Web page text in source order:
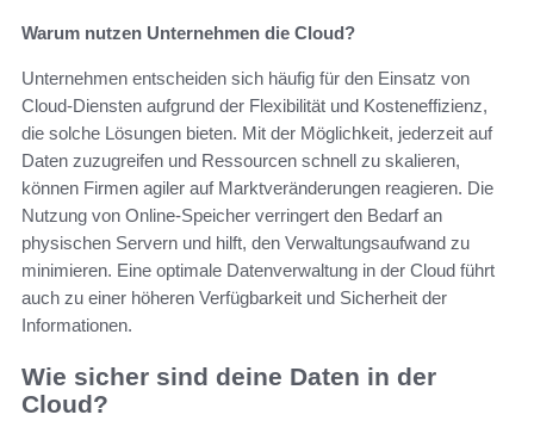
Warum nutzen Unternehmen die Cloud?
Unternehmen entscheiden sich häufig für den Einsatz von
Cloud-Diensten aufgrund der Flexibilität und Kosteneffizienz,
die solche Lösungen bieten. Mit der Möglichkeit, jederzeit auf
Daten zuzugreifen und Ressourcen schnell zu skalieren,
können Firmen agiler auf Marktveränderungen reagieren. Die
Nutzung von Online-Speicher verringert den Bedarf an
physischen Servern und hilft, den Verwaltungsaufwand zu
minimieren. Eine optimale Datenverwaltung in der Cloud führt
auch zu einer höheren Verfügbarkeit und Sicherheit der
Informationen.
Wie sicher sind deine Daten in der
Cloud?